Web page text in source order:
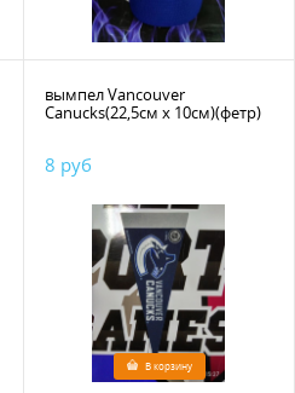
вымпел Vancouver
Canucks(22,5см х 10см)(фетр)
8 руб
В корзину